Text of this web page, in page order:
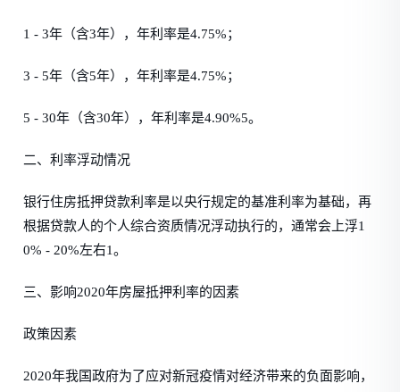
1 - 3年（含3年），年利率是4.75%；
3 - 5年（含5年），年利率是4.75%；
5 - 30年（含30年），年利率是4.90%5。
二、利率浮动情况
银行住房抵押贷款利率是以央行规定的基准利率为基础，再
根据贷款人的个人综合资质情况浮动执行的，通常会上浮1
0% - 20%左右1。
三、影响2020年房屋抵押利率的因素
政策因素
2020年我国政府为了应对新冠疫情对经济带来的负面影响，